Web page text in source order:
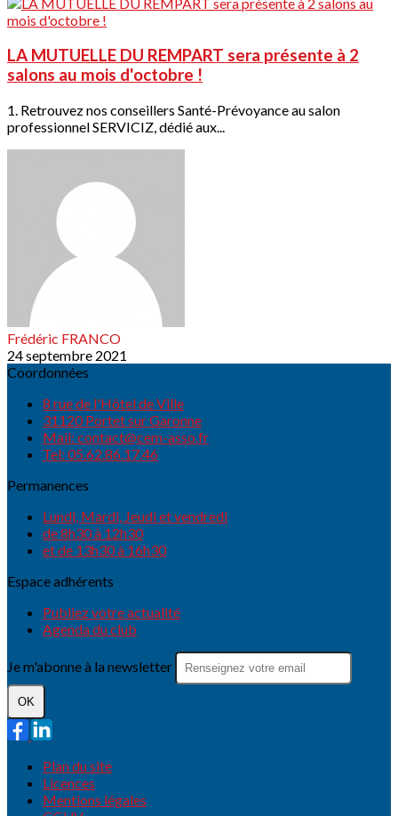
LA MUTUELLE DU REMPART sera présente à 2
salons au mois d'octobre !
1. Retrouvez nos conseillers Santé-Prévoyance au salon
professionnel SERVICIZ, dédié aux...
Frédéric FRANCO
24 septembre 2021
Coordonnées
8 rue de l'Hôtel de Ville
31120 Portet sur Garonne
Mail: contact@cem-asso.fr
Tel: 05.62.86.17.46
Permanences
Lundi, Mardi, Jeudi et vendredi
de 8h30 à 12h30
et de 13h30 à 16h30
Espace adhérents
Publiez votre actualité
Agenda du club
Je m'abonne à la newsletter
OK
Plan du site
Licences
Mentions légales